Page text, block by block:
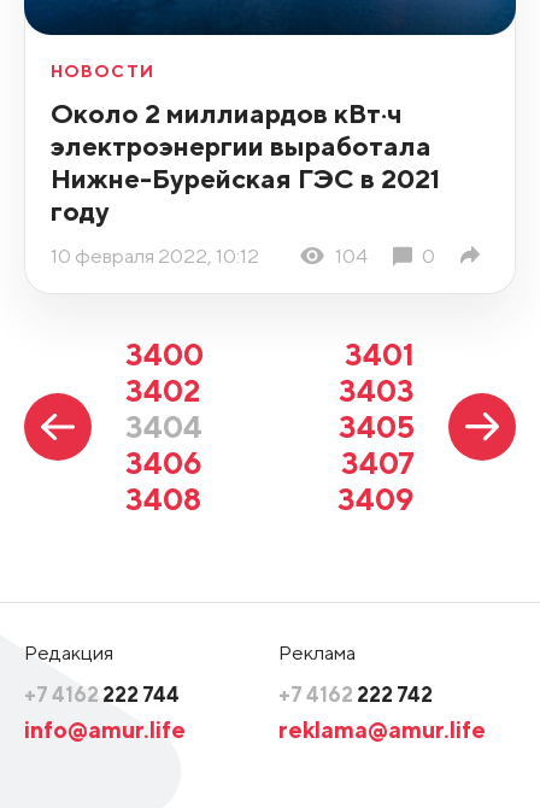
НОВОСТИ
Около 2 миллиардов кВт·ч
электроэнергии выработала
Нижне-Бурейская ГЭС в 2021
году
10 февраля 2022, 10:12 104 0
3400
3401
3402
3403
3404
3405
3406
3407
3408
3409
Редакция
+7 4162 222 744
info@amur.life
Реклама
+7 4162 222 742
reklama@amur.life